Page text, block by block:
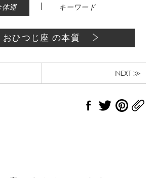
体運 | キーワード
おひつじ座 の本質
NEXT ≫